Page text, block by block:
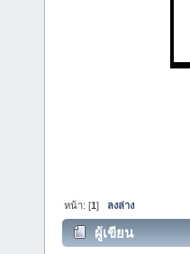
หน้า: [1] ลงล่าง
ผู้เขียน